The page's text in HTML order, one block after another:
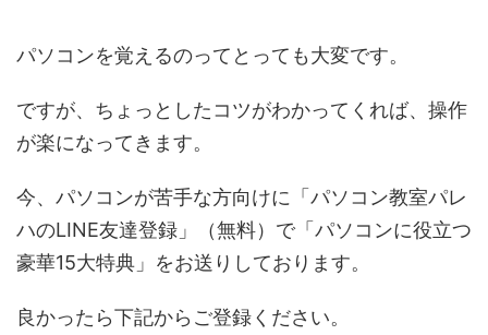
パソコンを覚えるのってとっても大変です。
ですが、ちょっとしたコツがわかってくれば、操作
が楽になってきます。
今、パソコンが苦手な方向けに「パソコン教室パレ
ハのLINE友達登録」（無料）で「パソコンに役立つ
豪華15大特典」をお送りしております。
良かったら下記からご登録ください。